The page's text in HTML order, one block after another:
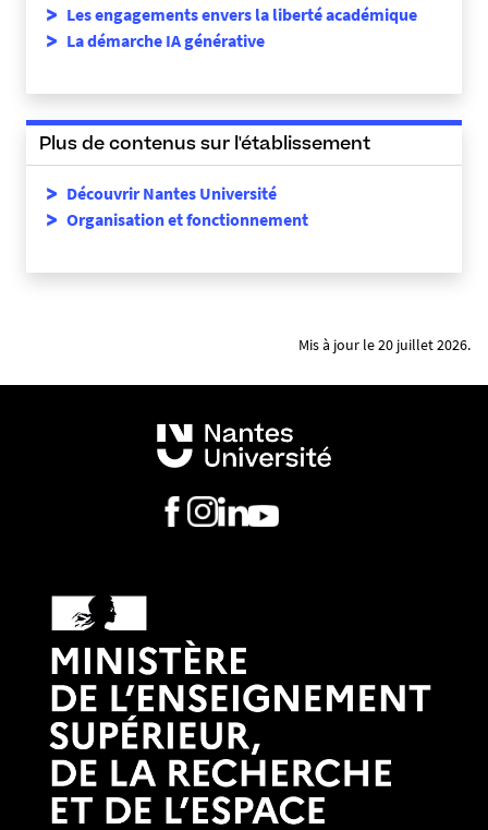
Les engagements envers la liberté académique
La démarche IA générative
Plus de contenus sur l'établissement
Découvrir Nantes Université
Organisation et fonctionnement
Mis à jour le 20 juillet 2026.